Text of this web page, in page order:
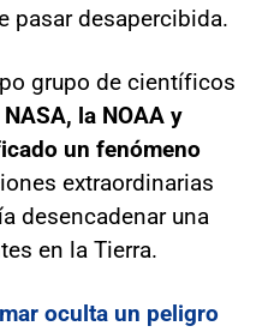
pasar desapercibida.
grupo de científicos
NASA, la NOAA y
un fenómeno
extraordinarias
desencadenar una
en la Tierra.
oculta un peligro